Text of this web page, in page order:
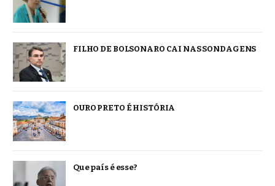
FILHO DE BOLSONARO CAI NAS SONDAGENS
OURO PRETO É HISTÓRIA
Que país é esse?